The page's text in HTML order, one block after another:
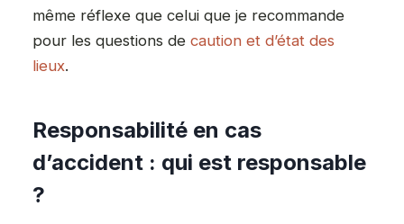
même réflexe que celui que je recommande
pour les questions de caution et d’état des
lieux.
Responsabilité en cas
d’accident : qui est responsable
?